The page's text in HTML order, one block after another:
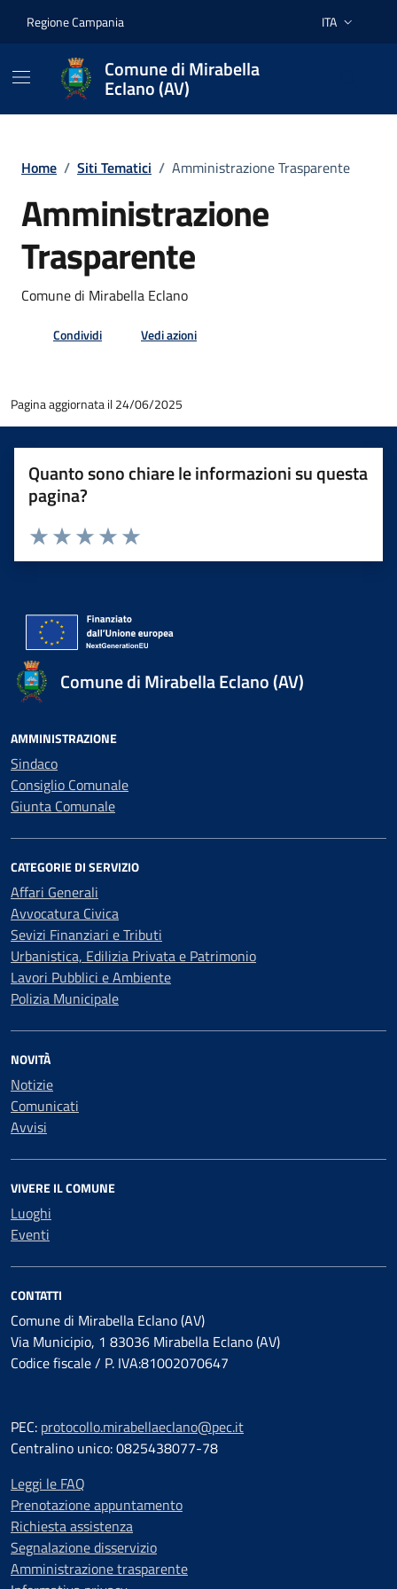
Regione Campania Lingua attiva:
ITA
Comune di Mirabella
Eclano (AV)
Home / Siti Tematici / Amministrazione Trasparente
Amministrazione
Trasparente
Comune di Mirabella Eclano
Condividi Vedi azioni
Pagina aggiornata il 24/06/2025
Quanto sono chiare le informazioni su questa
pagina?
Valuta 5 stelle su 5
Valuta 4 stelle su 5
Valuta 3 stelle su 5
Valuta 2 stelle su 5
Valuta 1 stelle su 5
Comune di Mirabella Eclano (AV)
AMMINISTRAZIONE
Sindaco
Consiglio Comunale
Giunta Comunale
CATEGORIE DI SERVIZIO
Affari Generali
Avvocatura Civica
Sevizi Finanziari e Tributi
Urbanistica, Edilizia Privata e Patrimonio
Lavori Pubblici e Ambiente
Polizia Municipale
NOVITÀ
Notizie
Comunicati
Avvisi
VIVERE IL COMUNE
Luoghi
Eventi
CONTATTI
Comune di Mirabella Eclano (AV)
Via Municipio, 1 83036 Mirabella Eclano (AV)
Codice fiscale / P. IVA:81002070647
PEC: protocollo.mirabellaeclano@pec.it
Centralino unico: 0825438077-78
Leggi le FAQ
Prenotazione appuntamento
Richiesta assistenza
Segnalazione disservizio
Amministrazione trasparente